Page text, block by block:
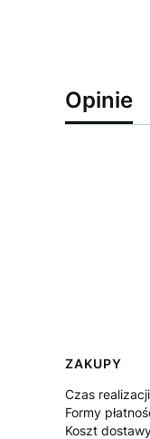
Opinie
Linki w
ZAKUPY
Czas
Formy
Koszt